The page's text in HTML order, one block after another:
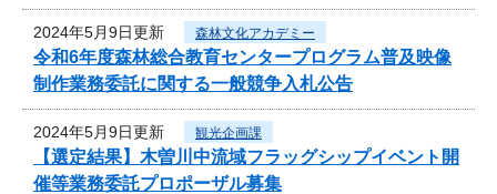
2024年5月9日更新 森林文化アカデミー
令和6年度森林総合教育センタープログラム普及映像
制作業務委託に関する一般競争入札公告
2024年5月9日更新 観光企画課
【選定結果】木曽川中流域フラッグシップイベント開
催等業務委託プロポーザル募集